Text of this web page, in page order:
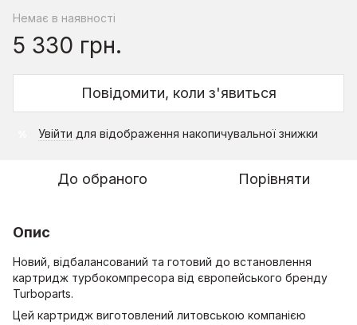
Немає в наявності
5 330 грн.
Повідомити, коли з'явиться
Увійти для відображення накопичувальної знижки
До обраного Порівняти
Опис
Новий, відбалансований та готовий до встановлення
картридж турбокомпресора від європейського бренду
Turboparts.
Цей картридж виготовлений литовською компанією